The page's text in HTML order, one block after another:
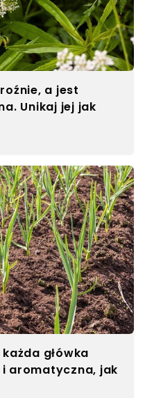
a jest
Unikaj jej jak
główka
aromatyczna, jak